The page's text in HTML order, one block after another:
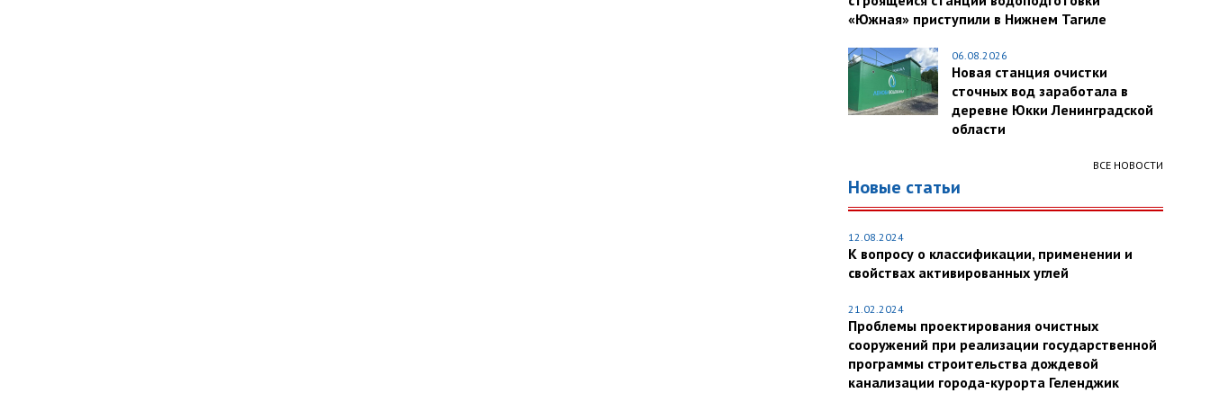
«Южная» приступили в Нижнем Тагиле
06.08.2026
Новая станция очистки
сточных вод заработала в
деревне Юкки Ленинградской
области
ВСЕ НОВОСТИ
Новые статьи
12.08.2024
К вопросу о классификации, применении и
свойствах активированных углей
21.02.2024
Проблемы проектирования очистных
сооружений при реализации государственной
программы строительства дождевой
канализации города-курорта Геленджик